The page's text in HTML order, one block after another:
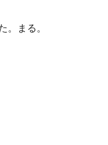
。まる。